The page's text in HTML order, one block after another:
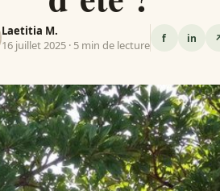
Laetitia M.
16 juillet 2025 · 5 min de lecture
f in